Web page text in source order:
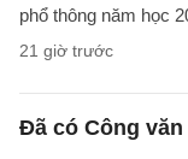
phổ thông năm học
21 giờ trước
Đã có Công